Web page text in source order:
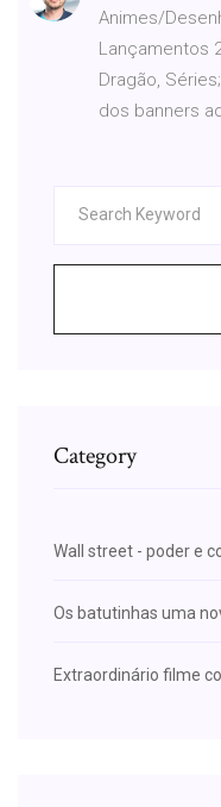
Animes/
Lançamentos
Dragão,
dos banners
Category
Wall street - poder e
Os batutinhas uma
Extraordinário filme